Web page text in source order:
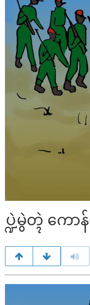
ပ္ဍဲမွဲတ္ၚဲ ကေ